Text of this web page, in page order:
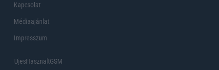
Kapcsolat
Médiaajánlat
Impresszum
UjesHasznaltGSM